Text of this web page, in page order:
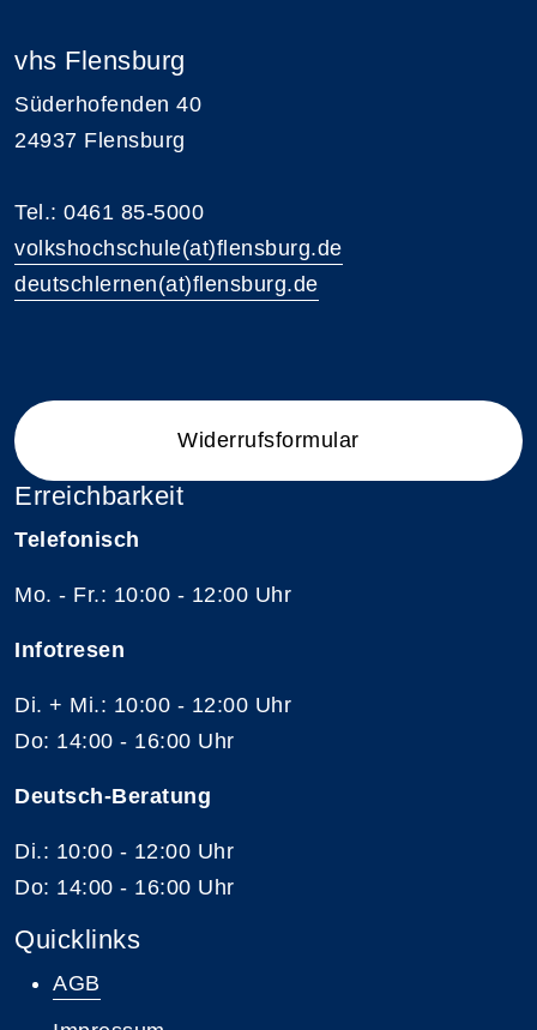
vhs Flensburg
Süderhofenden 40
24937 Flensburg
Tel.: 0461 85-5000
volkshochschule(at)flensburg.de
deutschlernen(at)flensburg.de
Widerrufsformular
Erreichbarkeit
Telefonisch
Mo. - Fr.: 10:00 - 12:00 Uhr
Infotresen
Di. + Mi.: 10:00 - 12:00 Uhr
Do: 14:00 - 16:00 Uhr
Deutsch-Beratung
Di.: 10:00 - 12:00 Uhr
Do: 14:00 - 16:00 Uhr
Quicklinks
AGB